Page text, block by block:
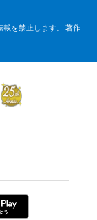
を禁止します。 著作